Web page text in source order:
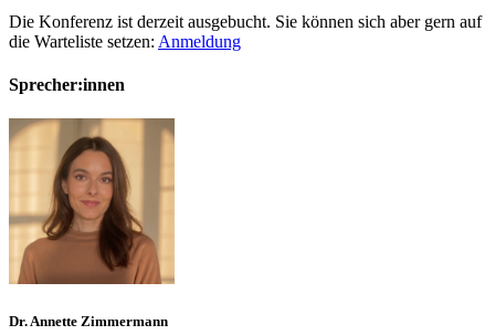
Die Konferenz ist derzeit ausgebucht. Sie können sich aber gern auf
die Warteliste setzen: Anmeldung
Sprecher:innen
Dr. Annette Zimmermann